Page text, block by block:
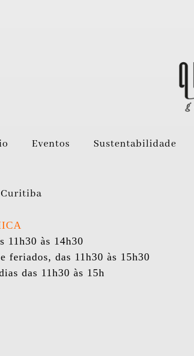
Eventos Sustentabilidade
Curitiba
11h30 às 14h30
feriados, das 11h30 às 15h30
das 11h30 às 15h